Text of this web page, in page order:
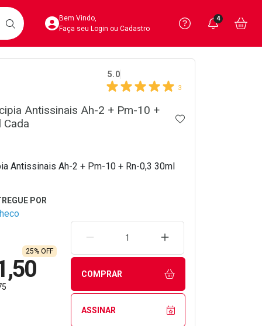
BUSCARAcesse sua Conta
Bem Vindo,
Faça seu Login ou Cadastro
Precisa
Ver Recursos
Você
4
5.0
3
Antissinais Ah-2 + Pm-10 +
Cada
ADICIONAR AOS
Antissinais Ah-2 + Pm-10 + Rn-0,3 30ml
25% OFF
REMOVER UMA UNIDADEAUMENTAR UMA
COMPRAR
ASSINAR